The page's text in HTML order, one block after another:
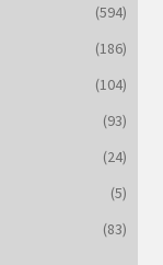
(594)
(186)
(104)
(93)
(24)
(5)
(83)